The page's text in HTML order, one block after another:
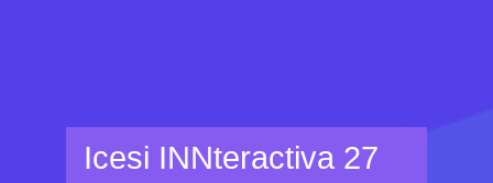
Icesi INNteractiva 27